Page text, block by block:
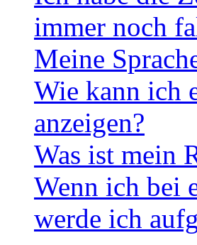
immer noch
Meine
Wie kann ich
anzeigen?
Was ist mein
Wenn ich bei
werde ich